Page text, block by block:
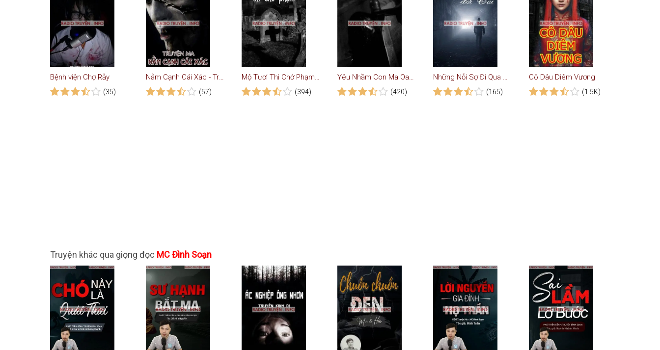
Bệnh viện Chợ Rẫy
(35)
Nằm Cạnh Cái Xác - Truyện Ma
(57)
Mộ Tươi Thì Chớ Phạm - Truyện Ma
(394)
Yêu Nhầm Con Ma Oan - Truyện Ma
(420)
Những Nỗi Sợ Đi Qua Đời Tôi - Truyện Ma
(165)
Cô Dâu Diêm Vương
(1.5K)
Truyện khác qua giọng đọc MC Đình Soạn